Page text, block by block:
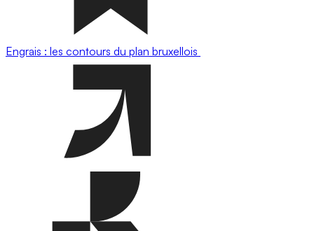
Engrais : les contours du plan bruxellois